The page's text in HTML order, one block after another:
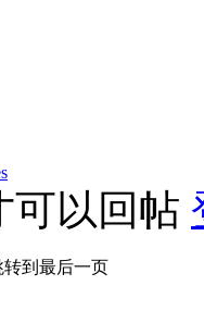
可以回帖
转到最后一页